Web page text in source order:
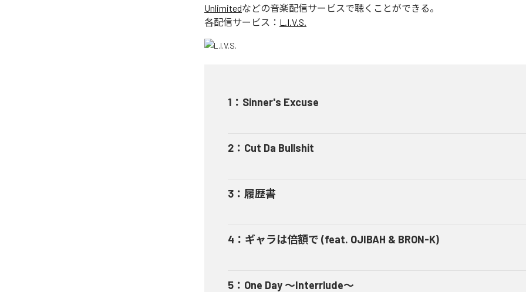
Unlimitedなどの音楽配信サービスで聴くことができる。
各配信サービス： L.I.V.S.
1 ： Sinner's Excuse
2 ： Cut Da Bullshit
3 ： 履歴書
4 ： ギャラは倍額で (feat. OJIBAH & BRON-K)
5 ： One Day ～Interrlude～